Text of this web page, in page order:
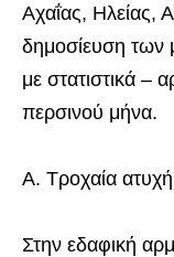
Αχαΐας, Ηλείας,
δημοσίευση των
με στατιστικά –
περσινού μήνα.
Α. Τροχαία
Στην εδαφική